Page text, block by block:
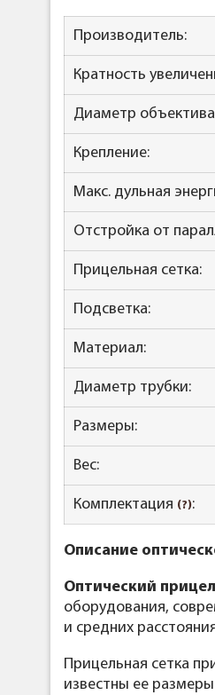
Производитель:
Кратность
Диаметр
Крепление:
Макс. дульная
Отстройка от
Прицельная сетка:
Подсветка:
Материал:
Диаметр трубки:
Размеры:
Вес:
Комплектация (?):
Описание
Оптический
оборудования,
и средних
Прицельная сетка
известны ее